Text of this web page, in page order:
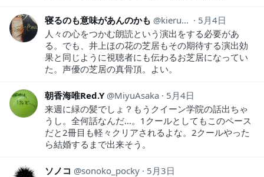
寝るのも意味があんのかも kieru_kieru
5月4日
人々の心をつかむ朗読という演出をする必要があ
る。でも、井上ほの花の芝居もその期待する演出効
果と同じように視聴者にも伝わるお芝居になってい
た。声優の芝居の真骨頂。よい。
朝香海唯Red.Y MiyuAsaka
5月4日
来週に緑の髪でしょ？もうクイーン学院の話出ちゃ
うし。全何話なんだ…。1クールとしてもこのペース
だと2冊目も軽々クリアされるよな。2クールやった
ら結婚するまで出来そう。
ソノコ sonoko_pocky
5月3日